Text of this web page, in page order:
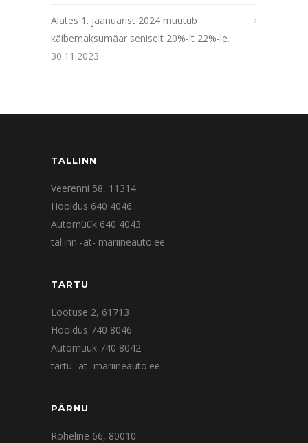
Alates 1. jaanuarist 2024 muutub
käibemaksumäär seniselt 20%-lt 22%-le.
30.11.2023
TALLINN
Veerenni 58, 11314
Hooldus 640 4046
Automüük 640 4043
tallinn -at- mariineauto.ee
TARTU
Lootuse 2, 61713
Hooldus 740 8046
Automüük 740 8042
tartu -at- mariineauto.ee
PÄRNU
Roheline 66, 80010